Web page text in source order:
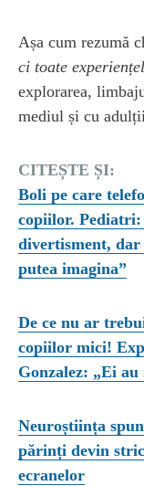
Așa cum rezumă
ci toate
explorarea,
mediul și cu
CITEȘTE ȘI:
Boli pe care
copiilor. Pediatri:
divertisment, dar
putea imagina”
De ce nu ar
copiilor mici!
Gonzalez: „Ei au
Neuroștiința
părinți devin
ecranelor